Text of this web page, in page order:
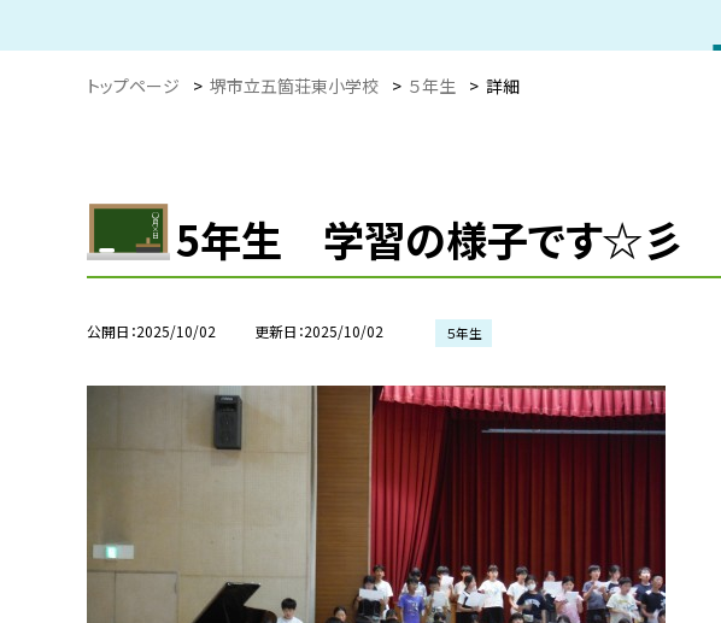
トップページ > 堺市立五箇荘東小学校 > ５年生 > 詳細
5年生 学習の様子です☆彡
公開日 2025/10/02 更新日 2025/10/02 ５年生